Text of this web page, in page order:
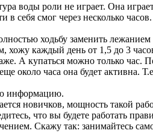
воды роли не играет. Она
себя смог через несколько
ходьбу заменить
каждый день от 1,5 до 3
А купаться можно только час.
около часа она будет активна.
информацию.
новичков, мощность такой
что вы будете работать
Скажу так: занимайтесь